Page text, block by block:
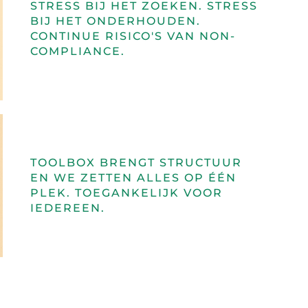
STRESS BIJ HET ZOEKEN. STRESS
BIJ HET ONDERHOUDEN.
CONTINUE RISICO'S VAN NON-
COMPLIANCE.
TOOLBOX BRENGT STRUCTUUR
EN WE ZETTEN ALLES OP ÉÉN
PLEK. TOEGANKELIJK VOOR
IEDEREEN.